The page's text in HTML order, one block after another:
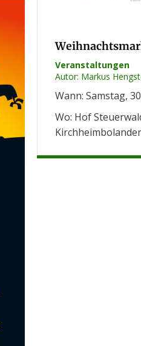
Veranstaltungen
Autor: Markus
Wann: Samstag,
Wo: Hof